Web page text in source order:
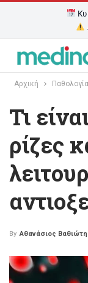
Αρχική Παθολογία
Τι
ρίζες
By Αθανάσιος